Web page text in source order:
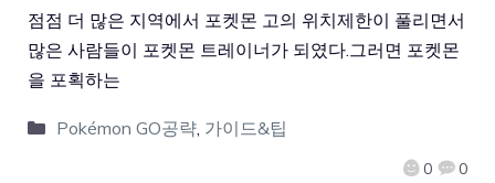
0 0
점점 더 많은 지역에서 포켓몬 고의 위치제한이 풀리면서
많은 사람들이 포켓몬 트레이너가 되였다.그러면 포켓몬
을 포획하는
Pokémon GO공략, 가이드&팁